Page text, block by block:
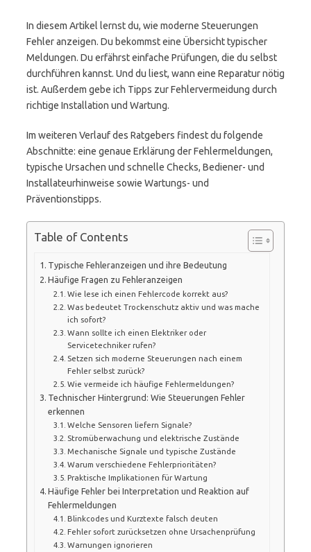
In diesem Artikel lernst du, wie moderne Steuerungen
Fehler anzeigen. Du bekommst eine Übersicht typischer
Meldungen. Du erfährst einfache Prüfungen, die du selbst
durchführen kannst. Und du liest, wann eine Reparatur nötig
ist. Außerdem gebe ich Tipps zur Fehlervermeidung durch
richtige Installation und Wartung.
Im weiteren Verlauf des Ratgebers findest du folgende
Abschnitte: eine genaue Erklärung der Fehlermeldungen,
typische Ursachen und schnelle Checks, Bediener- und
Installateurhinweise sowie Wartungs- und
Präventionstipps.
Table of Contents
Typische Fehleranzeigen und ihre Bedeutung
Häufige Fragen zu Fehleranzeigen
Wie lese ich einen Fehlercode korrekt aus?
Was bedeutet Trockenschutz aktiv und was mache
ich sofort?
Wann sollte ich einen Elektriker oder
Servicetechniker rufen?
Setzen sich moderne Steuerungen nach einem
Fehler selbst zurück?
Wie vermeide ich häufige Fehlermeldungen?
Technischer Hintergrund: Wie Steuerungen Fehler
erkennen
Welche Sensoren liefern Signale?
Stromüberwachung und elektrische Zustände
Mechanische Signale und typische Zustände
Warum verschiedene Fehlerprioritäten?
Praktische Implikationen für Wartung
Häufige Fehler bei Interpretation und Reaktion auf
Fehlermeldungen
Blinkcodes und Kurztexte falsch deuten
Fehler sofort zurücksetzen ohne Ursachenprüfung
Warnungen ignorieren